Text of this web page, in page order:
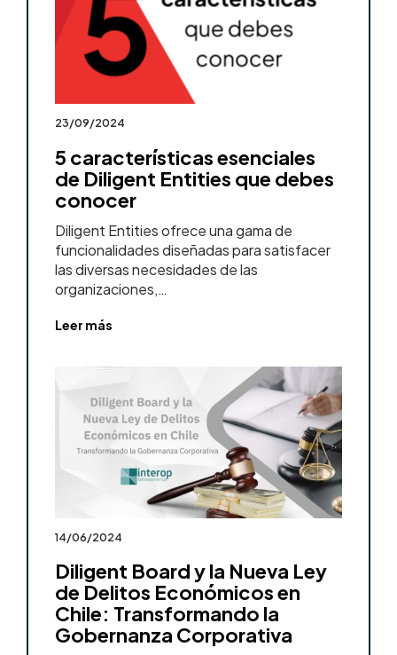
23/09/2024
5 características esenciales
de Diligent Entities que debes
conocer
Diligent Entities ofrece una gama de
funcionalidades diseñadas para satisfacer
las diversas necesidades de las
organizaciones,…
Leer más
14/06/2024
Diligent Board y la Nueva Ley
de Delitos Económicos en
Chile: Transformando la
Gobernanza Corporativa